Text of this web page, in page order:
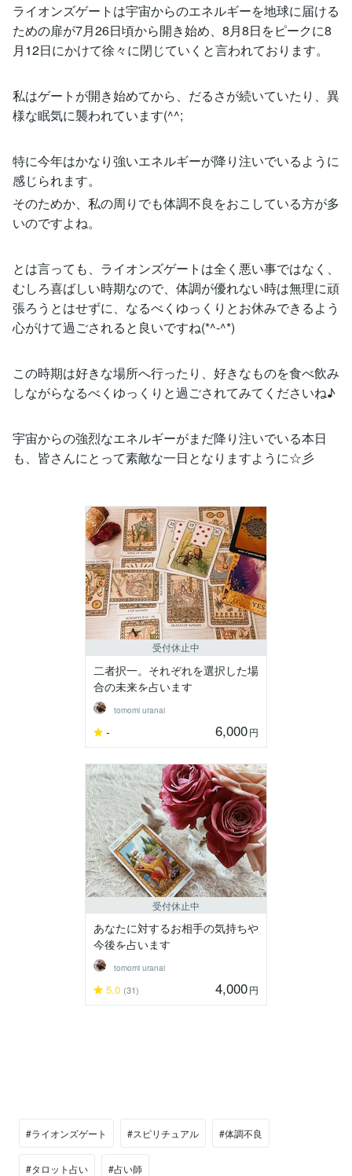
ライオンズゲートは宇宙からのエネルギーを地球に届ける
ための扉が7月26日頃から開き始め、8月8日をピークに8
月12日にかけて徐々に閉じていくと言われております。
私はゲートが開き始めてから、だるさが続いていたり、異
様な眠気に襲われています(^^;
特に今年はかなり強いエネルギーが降り注いでいるように
感じられます。
そのためか、私の周りでも体調不良をおこしている方が多
いのですよね。
とは言っても、ライオンズゲートは全く悪い事ではなく、
むしろ喜ばしい時期なので、体調が優れない時は無理に頑
張ろうとはせずに、なるべくゆっくりとお休みできるよう
心がけて過ごされると良いですね(*^-^*)
この時期は好きな場所へ行ったり、好きなものを食べ飲み
しながらなるべくゆっくりと過ごされてみてくださいね♪
宇宙からの強烈なエネルギーがまだ降り注いでいる本日
も、皆さんにとって素敵な一日となりますように☆彡
受付休止中
二者択一。それぞれを選択した場
合の未来を占います
tomomi uranai
- 6,000円
受付休止中
あなたに対するお相手の気持ちや
今後を占います
tomomi uranai
5.0 (31) 4,000円
#ライオンズゲート #スピリチュアル #体調不良
#タロット占い #占い師